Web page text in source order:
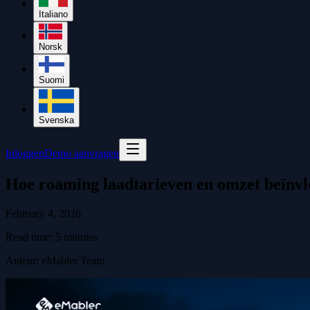
Italiano
Norsk
Suomi
Svenska
InloggenDemo aanvragen
Hoe roaming laadtarieven en omzet
February 4, 2026
Read time: 5 minutes
Auteur: eMabler Team